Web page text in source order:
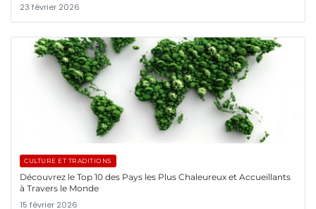
23 février 2026
CULTURE ET TRADITIONS
Découvrez le Top 10 des Pays les Plus Chaleureux et Accueillants
à Travers le Monde
15 février 2026